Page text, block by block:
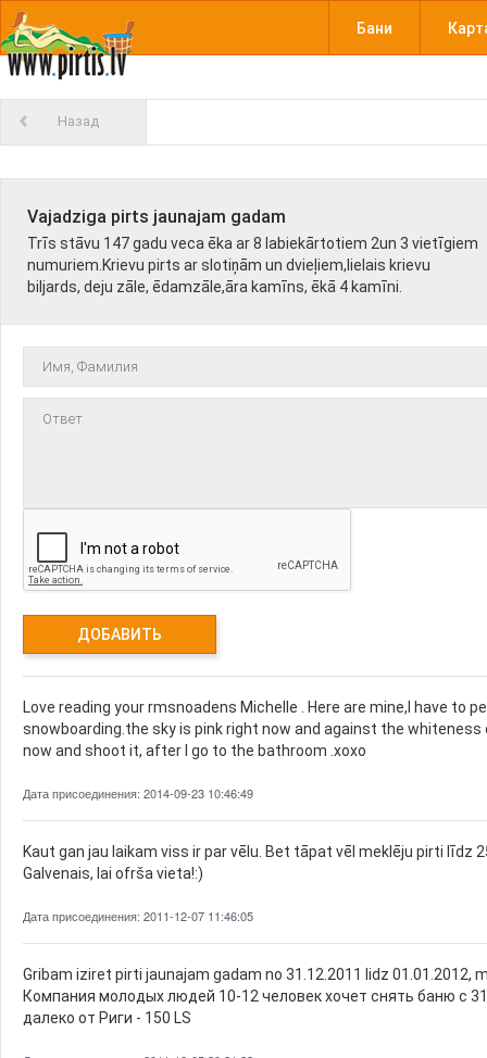
Бани
Назад
Vajadziga pirts jaunajam gadam
Trīs stāvu 147 gadu veca ēka ar 8 labiekārtotiem 2un 3 vietīgiem
numuriem.Krievu pirts ar slotiņām un dvieļiem,lielais krievu
biljards, deju zāle, ēdamzāle,āra kamīns, ēkā 4 kamīni.
Love reading your rmsnoadens Michelle . Here are mine,I have to
snowboarding.the sky is pink right now and against the
now and shoot it, after I go to the bathroom .xoxo
Дата присоединения: 2014-09-23 10:46:49
Kaut gan jau laikam viss ir par vēlu. Bet tāpat vēl meklēju pirti līdz
Galvenais, lai ofrša vieta!:)
Дата присоединения: 2011-12-07 11:46:05
Gribam iziret pirti jaunajam gadam no 31.12.2011 lidz 01.01.2012,
Компания молодых людей 10-12 человек хочет снять баню с
далеко от Риги - 150 LS